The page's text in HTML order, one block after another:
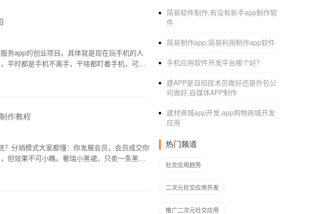
务app的创业项目。具体就是现在玩手机的人
平时都是手机不离手，干啥都盯着手机，可以
作教程
分销模式大家都懂：你发展会员，会员成交你
但效果不可小瞧。奢瑞小黑裙，只卖一条黑裙
简易软件制作,有没有新手app制作软
件
简易制作app,简易利用制作app软件
手机应用软件开发平台哪个好？
建APP是自招技术员做好还是外包公
司做好,自媒体APP制作
建材商城app开发,app购物商城开发
应用
热门频道
社交应用趋势
二次元社交应用开发
推广二次元社交应用